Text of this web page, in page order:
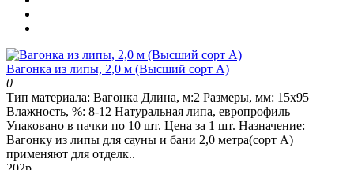
Вагонка из липы, 2,0 м (Высший сорт А)
0
Тип материала: Вагонка Длина, м:2 Размеры, мм: 15x95
Влажность, %: 8-12 Натуральная липа, европрофиль
Упаковано в пачки по 10 шт. Цена за 1 шт. Назначение:
Вагонку из липы для сауны и бани 2,0 метра(сорт А)
применяют для отделк..